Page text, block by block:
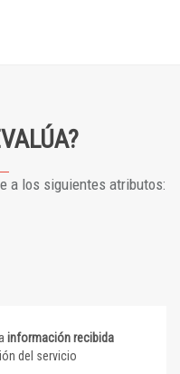
a los siguientes atributos:
información recibida
del servicio